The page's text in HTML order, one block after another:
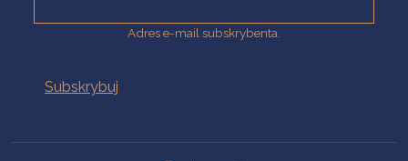
Adres e-mail subskrybenta.